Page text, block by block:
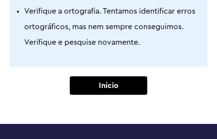
Verifique a ortografia. Tentamos identificar erros
ortográficos, mas nem sempre conseguimos.
Verifique e pesquise novamente.
Inicio